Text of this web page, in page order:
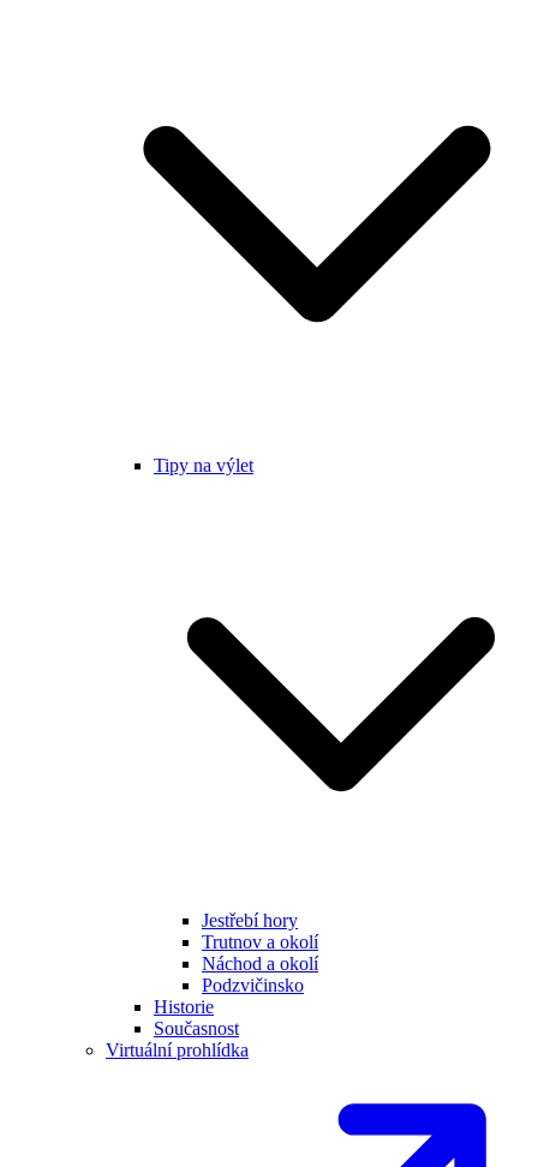
Tipy na výlet
Jestřebí hory
Trutnov a okolí
Náchod a okolí
Podzvičinsko
Historie
Současnost
Virtuální prohlídka